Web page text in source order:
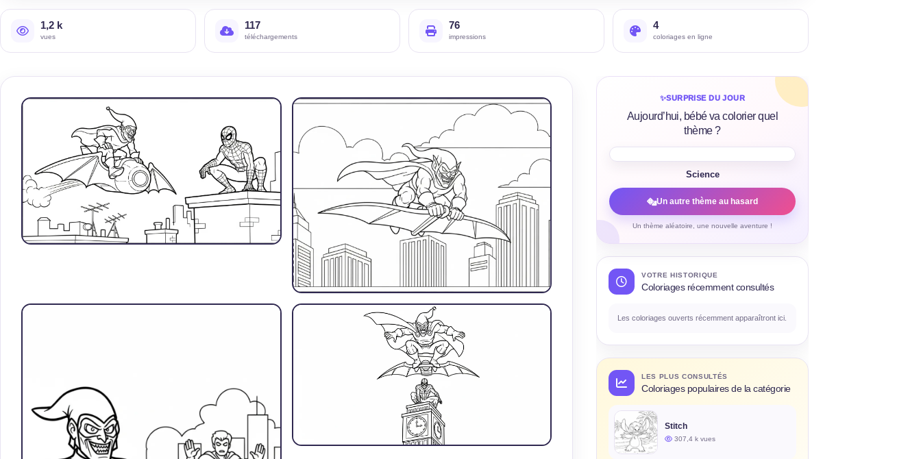
1,2 k
vues
117
téléchargements
76
impressions
4
coloriages en ligne
✨SURPRISE DU JOUR
Aujourd’hui, bébé va colorier quel
thème ?
Science
Un autre thème au hasard
Un thème aléatoire, une nouvelle aventure !
VOTRE HISTORIQUE
Coloriages récemment consultés
Les coloriages ouverts récemment apparaîtront ici.
LES PLUS CONSULTÉS
Coloriages populaires de la catégorie
Stitch
307,4 k vues